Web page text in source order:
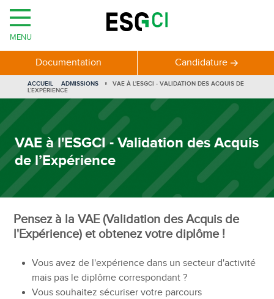
VAE à l'ESGCI - Validation des Acquis
de l’Expérience
Pensez à la VAE (Validation des Acquis de
l'Expérience) et obtenez votre diplôme !
Vous avez de l'expérience dans un secteur d'activité
mais pas le diplôme correspondant ?
Vous souhaitez sécuriser votre parcours
MENU
Documentation Candidature
VOUS
ÊTES
ICI
ACCUEIL ADMISSIONS
VAE À L'ESGCI - VALIDATION DES ACQUIS DE
L’EXPÉRIENCE